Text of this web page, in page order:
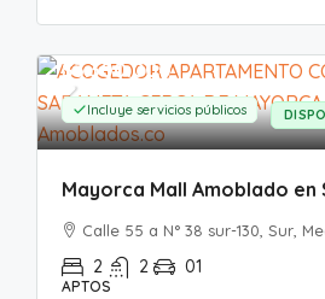
$3.300.000
Incluye servicios públicos
Mayorca Mall Amoblado en
Calle 55 a N° 38 sur-130, Sur,
2 2 01
APTOS